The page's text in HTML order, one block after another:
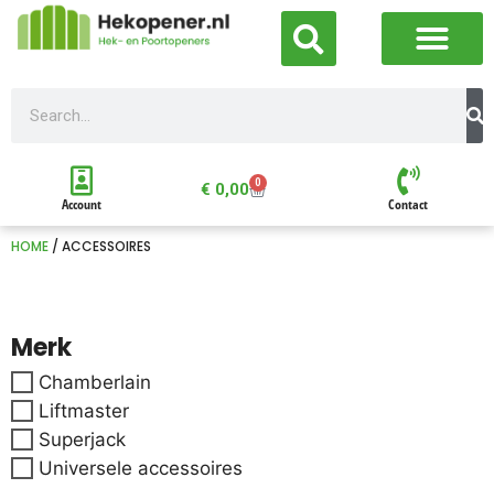
Account
€ 0,00 0
Contact
HOME / ACCESSOIRES
Merk
Chamberlain
Liftmaster
Superjack
Universele accessoires